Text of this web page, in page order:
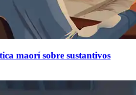
maorí sobre sustantivos